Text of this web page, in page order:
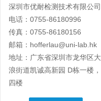
深圳市优耐检测技术有限公司
电话：0755-86180996
传真：0755-86180156
邮箱：hofferlau@uni-lab.hk
地址：广东省深圳市龙华区大
浪街道凯诚高新园 D栋一楼，
四楼